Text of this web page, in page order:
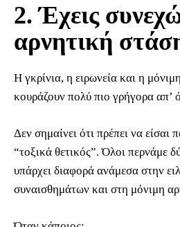
2. Έχεις
αρνητική
Η γκρίνια, η ειρωνεία και η
κουράζουν πολύ πιο γρήγορα απ’
Δεν σημαίνει ότι πρέπει να είσαι
“τοξικά θετικός”. Όλοι περνάμε
υπάρχει διαφορά ανάμεσα στην
συναισθημάτων και στη μόνιμη